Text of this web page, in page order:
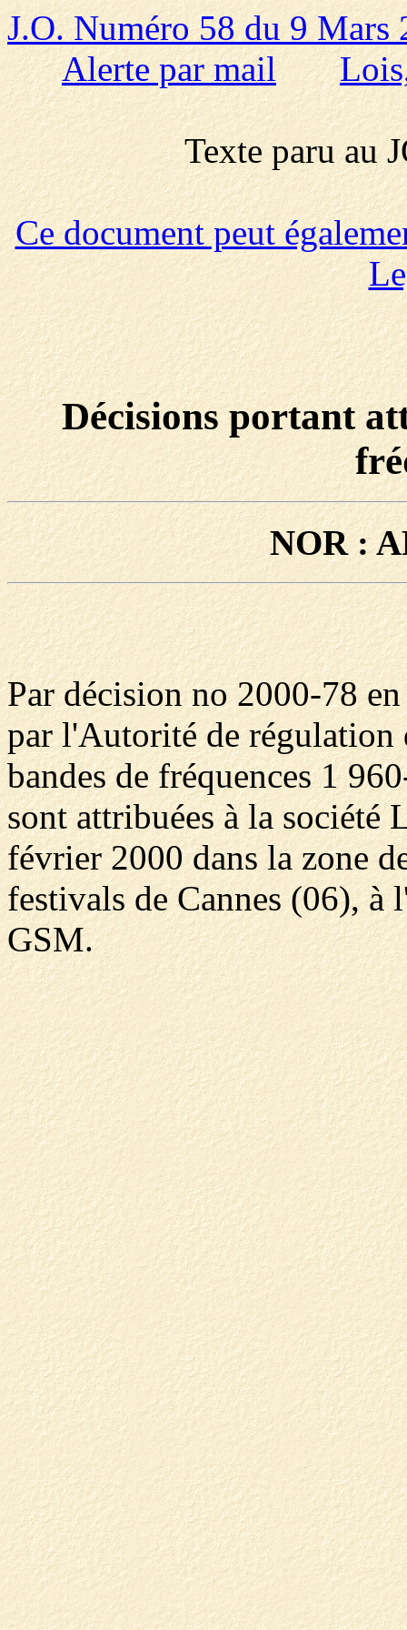
J.O. Numéro 58 du 9 Mars
Alerte par mail
Texte paru au
Ce document peut
Décisions portant
NOR :
Par décision no 2000-78
par l'Autorité de régulation
bandes de fréquences 1
sont attribuées à la société
février 2000 dans la zone
festivals de Cannes (06), à
GSM.